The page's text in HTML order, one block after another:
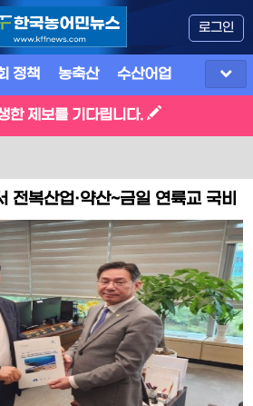
로그인
정책 농축산 수산어업
한 제보를 기다립니다.
전복산업·약산~금일 연륙교 국비